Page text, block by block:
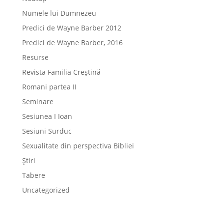
Numele lui Dumnezeu
Predici de Wayne Barber 2012
Predici de Wayne Barber, 2016
Resurse
Revista Familia Creștină
Romani partea II
Seminare
Sesiunea I Ioan
Sesiuni Surduc
Sexualitate din perspectiva Bibliei
Știri
Tabere
Uncategorized